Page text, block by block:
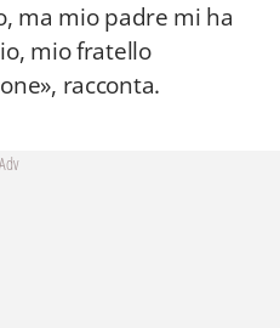
ma mio padre mi ha
mio fratello
racconta.
Adv